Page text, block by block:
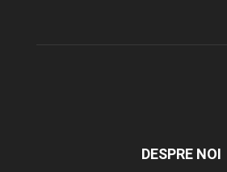
DESPRE NOI